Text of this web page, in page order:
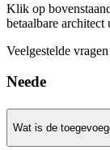
Klik op
betaalbare
Veelgestelde
Neede
Wat is de